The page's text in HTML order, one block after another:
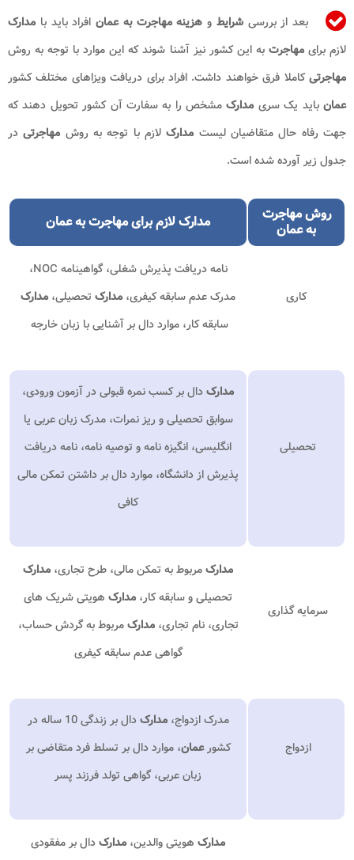
بعد از بررسیشرایط و هزینه مهاجرت به عمان افراد باید با مدارک
لازم برایمهاجرت به این کشور نیز آشنا شوند که این موارد با توجه به روش
مهاجرتیکاملا فرق خواهند داشت. افراد برای دریافت ویزاهای مختلف کشور
عمانباید یک سری مدارکمشخص را به سفارت آن کشور تحویل دهند که
جهت رفاه حال متقاضیان لیست مدارکلازم با توجه به روش مهاجرتیدر
جدول زیر آورده شده است.
روشمهاجرت
به عمان
مدارک لازم برای مهاجرت به عمان
کاری
نامه دریافت پذیرش شغلی، گواهینامه NOC،
مدرک عدم سابقه کیفری، مدارک تحصیلی، مدارک
سابقه کار، موارد دال بر آشنایی با زبان خارجه
تحصیلی
مدارکدال بر کسب نمره قبولی در آزمون ورودی،
سوابق تحصیلی و ریز نمرات، مدرک زبان عربی یا
انگلیسی، انگیزه نامه و توصیه نامه، نامه دریافت
پذیرش از دانشگاه، موارد دال بر داشتن تمکن مالی
کافی
سرمایه گذاری
مدارکمربوط به تمکن مالی، طرح تجاری، مدارک
تحصیلی و سابقه کار، مدارک هویتی شریک های
تجاری، نام تجاری،مدارکمربوط به گردش حساب،
گواهی عدم سابقه کیفری
ازدواج
مدرک ازدواج،مدارک
دال بر زندگی 10 ساله در
کشورعمان، موارد دال بر تسلط فرد متقاضی بر
زبان عربی، گواهی تولد فرزند پسر
مدارک هویتی والدین، مدارکدال بر مفقودی